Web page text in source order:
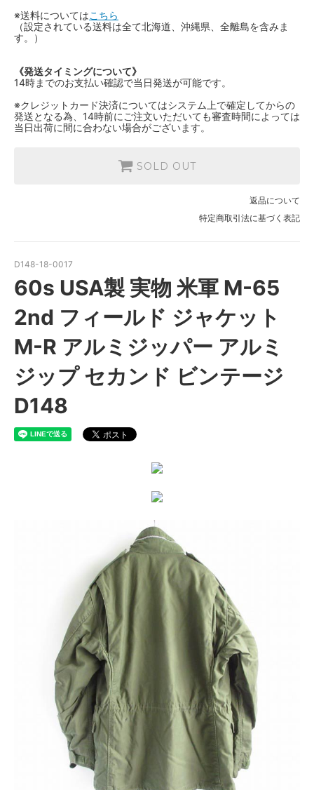
※送料についてはこちら
（設定されている送料は全て北海道、沖縄県、全離島を含みま
す。）
《発送タイミングについて》
14時までのお支払い確認で当日発送が可能です。
※クレジットカード決済についてはシステム上で確定してからの
発送となる為、14時前にご注文いただいても審査時間によっては
当日出荷に間に合わない場合がございます。
SOLD OUT
返品について
特定商取引法に基づく表記
D148-18-0017
60s USA製 実物 米軍 M-65
2nd フィールド ジャケット
M-R アルミジッパー アルミ
ジップ セカンド ビンテージ
D148